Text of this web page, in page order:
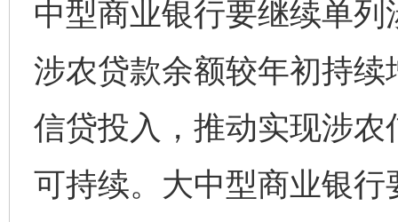
中型商业银行要继续单
涉农贷款余额较年初持
信贷投入，推动实现涉
可持续。大中型商业银